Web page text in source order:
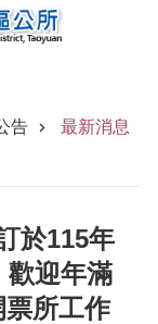
告 最新消息
於115年
歡迎年滿
所工作